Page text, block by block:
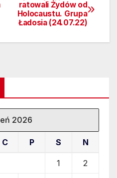
ratowali Żydów od
Holocaustu. Grupa
Ładosia (24.07.22)
2026
C P S N
1 2